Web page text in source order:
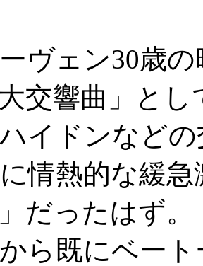
ヴェン30歳
大交響曲」と
イドンなど
情熱的な緩
だったはず。
ら既にベー